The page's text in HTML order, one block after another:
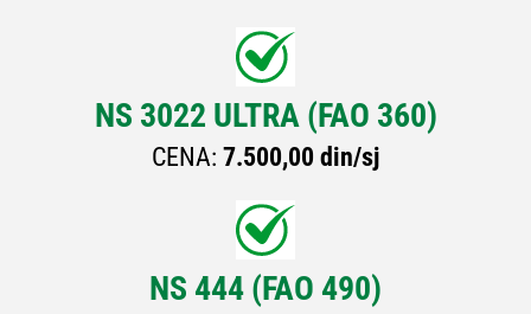
NS 3022 ULTRA (FAO 360)
CENA: 7.500,00 din/sj
NS 444 (FAO 490)